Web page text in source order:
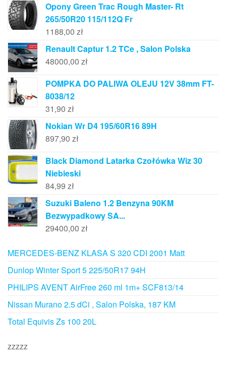
Opony Green Trac Rough Master- Rt
265/50R20 115/112Q Fr
1188,00 zł
Renault Captur 1.2 TCe , Salon Polska
48000,00 zł
POMPKA DO PALIWA OLEJU 12V 38mm FT-
8038/12
31,90 zł
Nokian Wr D4 195/60R16 89H
897,90 zł
Black Diamond Latarka Czołówka Wiz 30
Niebieski
84,99 zł
Suzuki Baleno 1.2 Benzyna 90KM
Bezwypadkowy SA...
29400,00 zł
MERCEDES-BENZ KLASA S 320 CDI 2001 Matt
Dunlop Winter Sport 5 225/50R17 94H
PHILIPS AVENT AirFree 260 ml 1m+ SCF813/14
Nissan Murano 2.5 dCi , Salon Polska, 187 KM
Total Equivis Zs 100 20L
zzzzz